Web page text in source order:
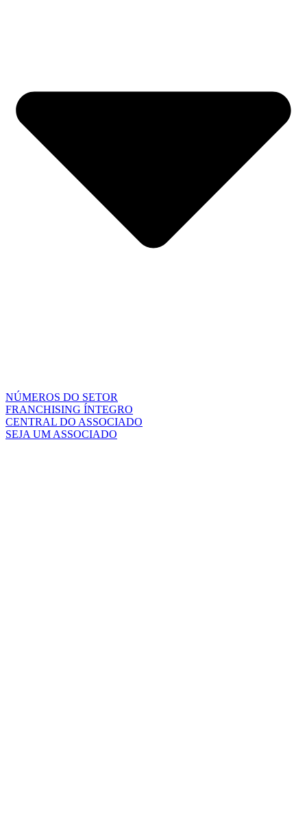
NÚMEROS DO SETOR
FRANCHISING ÍNTEGRO
CENTRAL DO ASSOCIADO
SEJA UM ASSOCIADO